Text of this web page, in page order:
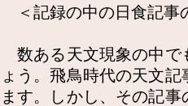
＜記録の中の日食記事
数ある天文現象の中で
ょう。飛鳥時代の天文
ます。しかし、その記